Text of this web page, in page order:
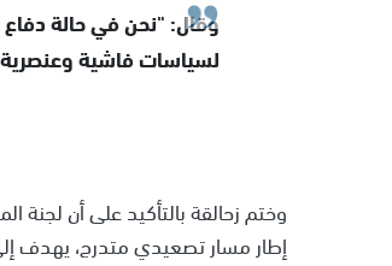
وقال: "نحن في حالة دفاع
لسياسات فاشية
وختم زحالقة بالتأكيد على أن لجنة
إطار مسار تصعيدي متدرج، يهدف